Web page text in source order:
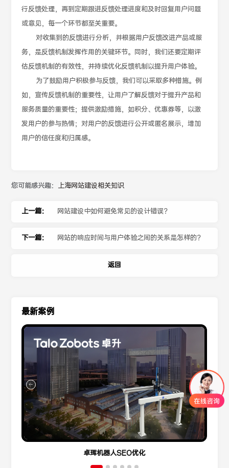
行反馈处理，再到定期跟进反馈处理进度和及时回复用户问题
或意见，每一个环节都至关重要。
对收集到的反馈进行分析，并根据用户反馈改进产品或服
务，是反馈机制发挥作用的关键环节。同时，我们还要定期评
估反馈机制的有效性，并持续优化反馈机制以提升用户体验。
为了鼓励用户积极参与反馈，我们可以采取多种措施。例
如，宣传反馈机制的重要性，让用户了解反馈对于提升产品和
服务质量的重要性；提供激励措施，如积分、优惠券等，以激
发用户的参与热情；对用户的反馈进行公开或匿名展示，增加
用户的信任度和归属感。
您可能感兴趣： 上海网站建设相关知识
上一篇： 网站建设中如何避免常见的设计错误？
下一篇： 网站的响应时间与用户体验之间的关系是怎样的？
返回
最新案例
卓珲机器人SEO优化